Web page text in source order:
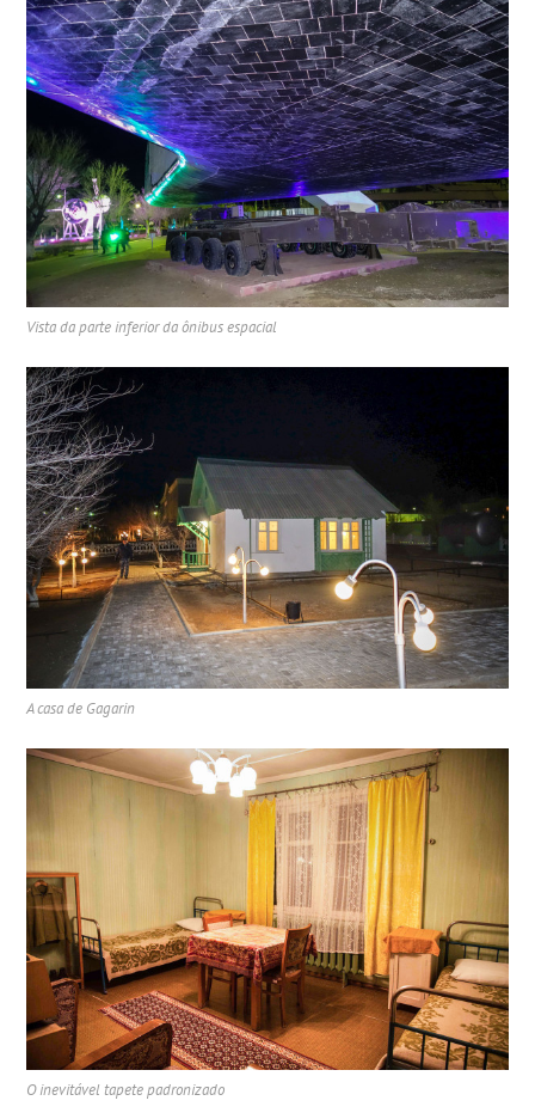
Vista da parte inferior da ônibus espacial
A casa de Gagarin
O inevitável tapete padronizado